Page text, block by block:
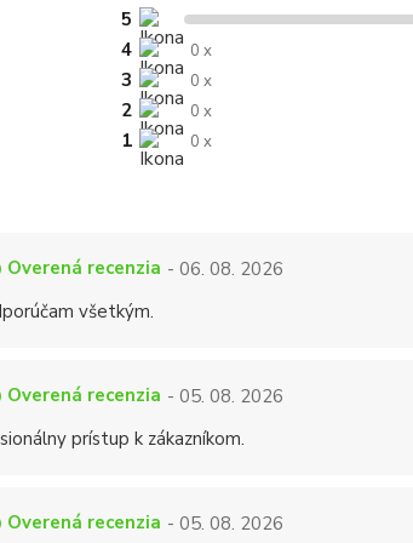
5
4
0 x
3 0 x
2 0 x
1 0 x
Overená recenzia - 06. 08. 2026
všetkým.
Overená recenzia - 05. 08. 2026
prístup k zákazníkom.
Overená recenzia - 05. 08. 2026